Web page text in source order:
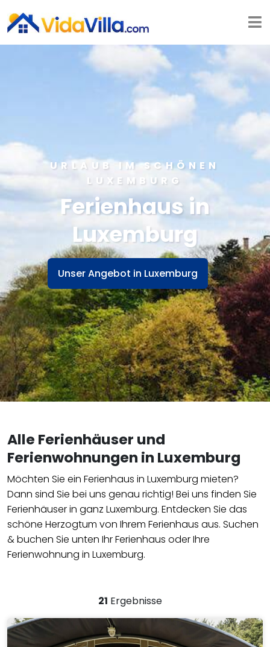
URLAUB IM SCHÖNEN
LUXEMBURG
Ferienhaus in
Luxemburg
Unser Angebot in Luxemburg
Alle Ferienhäuser und
Ferienwohnungen in Luxemburg
Möchten Sie ein Ferienhaus in Luxemburg mieten?
Dann sind Sie bei uns genau richtig! Bei uns finden Sie
Ferienhäuser in ganz Luxemburg. Entdecken Sie das
schöne Herzogtum von Ihrem Ferienhaus aus. Suchen
& buchen Sie unten Ihr Ferienhaus oder Ihre
Ferienwohnung in Luxemburg.
21 Ergebnisse